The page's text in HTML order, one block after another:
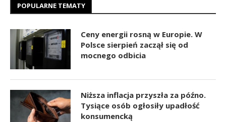
POPULARNE TEMATY
Ceny energii rosną w Europie. W
Polsce sierpień zaczął się od
mocnego odbicia
Niższa inflacja przyszła za późno.
Tysiące osób ogłosiły upadłość
konsumencką